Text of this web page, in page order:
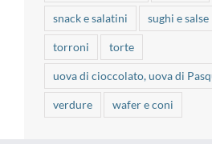
snack e salatini sughi e salse
torroni torte
uova di cioccolato, uova di
verdure wafer e coni